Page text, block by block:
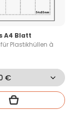
A4 Blatt
für Plastikhüllen à